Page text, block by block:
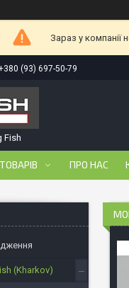
Зараз у компанії
(93) 697-50-79
Fish
ПРО НАС
(Kharkov)